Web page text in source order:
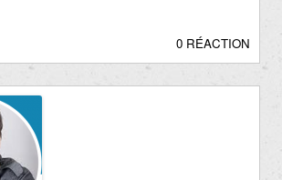
0 RÉACTION